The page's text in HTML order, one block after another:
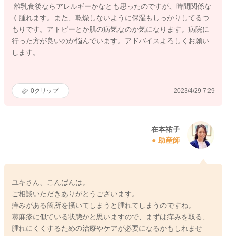
離乳食後ならアレルギーかなとも思ったのですが、時間関係な
く腫れます。また、乾燥しないように保湿もしっかりしてるつ
もりです。アトピーとか肌の病気なのか気になります。病院に
行った方が良いのか悩んでいます。アドバイスよろしくお願い
します。
0クリップ 2023/4/29 7:29
在本祐子
助産師
ユキさん、こんばんは。
ご相談いただきありがとうございます。
痒みがある箇所を掻いてしまうと腫れてしまうのですね。
蕁麻疹に似ている状態かと思いますので、まずは痒みを取る、
腫れにくくするための治療やケアが必要になるかもしれませ